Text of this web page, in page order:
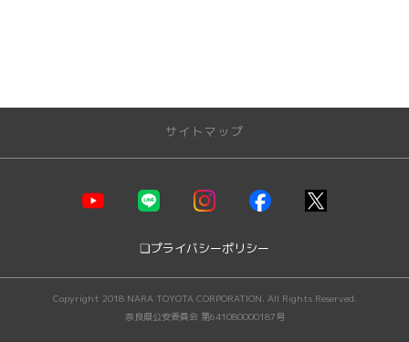
サイトマップ
モビリティガーデンＲＴ押熊支店
❏プライバシーポリシー
Copyright 2018 NARA TOYOTA CORPORATION. All Rights Reserved.
奈良県公安委員会 第641080000187号